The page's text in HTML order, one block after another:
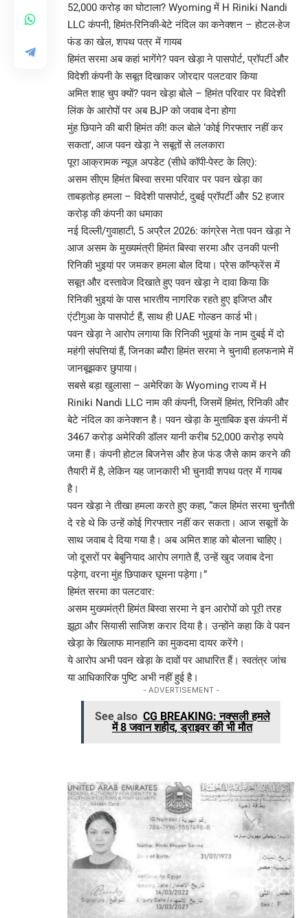
52,000 करोड़ का घोटाला? Wyoming में H Riniki Nandi
LLC कंपनी, हिमंत-रिनिकी-बेटे नंदिल का कनेक्शन – होटल-हेज
फंड का खेल, शपथ पत्र में गायब
हिमंत सरमा अब कहां भागेंगे? पवन खेड़ा ने पासपोर्ट, प्रॉपर्टी और
विदेशी कंपनी के सबूत दिखाकर जोरदार पलटवार किया
अमित शाह चुप क्यों? पवन खेड़ा बोले – हिमंत परिवार पर विदेशी
लिंक के आरोपों पर अब BJP को जवाब देना होगा
मुंह छिपाने की बारी हिमंत की! कल बोले ‘कोई गिरफ्तार नहीं कर
सकता’, आज पवन खेड़ा ने सबूतों से ललकारा
पूरा आक्रामक न्यूज़ अपडेट (सीधे कॉपी-पेस्ट के लिए):
असम सीएम हिमंत बिस्वा सरमा परिवार पर पवन खेड़ा का
ताबड़तोड़ हमला – विदेशी पासपोर्ट, दुबई प्रॉपर्टी और 52 हजार
करोड़ की कंपनी का धमाका
नई दिल्ली/गुवाहाटी, 5 अप्रैल 2026: कांग्रेस नेता पवन खेड़ा ने
आज असम के मुख्यमंत्री हिमंत बिस्वा सरमा और उनकी पत्नी
रिनिकी भुइयां पर जमकर हमला बोल दिया। प्रेस कॉन्फ्रेंस में
सबूत और दस्तावेज दिखाते हुए पवन खेड़ा ने दावा किया कि
रिनिकी भुइयां के पास भारतीय नागरिक रहते हुए इजिप्त और
एंटीगुआ के पासपोर्ट हैं, साथ ही UAE गोल्डन कार्ड भी।
पवन खेड़ा ने आरोप लगाया कि रिनिकी भुइयां के नाम दुबई में दो
महंगी संपत्तियां हैं, जिनका ब्यौरा हिमंत सरमा ने चुनावी हलफनामे में
जानबूझकर छुपाया।
सबसे बड़ा खुलासा – अमेरिका के Wyoming राज्य में H
Riniki Nandi LLC नाम की कंपनी, जिसमें हिमंत, रिनिकी और
बेटे नंदिल का कनेक्शन है। पवन खेड़ा के मुताबिक इस कंपनी में
3467 करोड़ अमेरिकी डॉलर यानी करीब 52,000 करोड़ रुपये
जमा हैं। कंपनी होटल बिजनेस और हेज फंड जैसे काम करने की
तैयारी में है, लेकिन यह जानकारी भी चुनावी शपथ पत्र में गायब
है।
पवन खेड़ा ने तीखा हमला करते हुए कहा, “कल हिमंत सरमा चुनौती
दे रहे थे कि उन्हें कोई गिरफ्तार नहीं कर सकता। आज सबूतों के
साथ जवाब दे दिया गया है। अब अमित शाह को बोलना चाहिए।
जो दूसरों पर बेबुनियाद आरोप लगाते हैं, उन्हें खुद जवाब देना
पड़ेगा, वरना मुंह छिपाकर घूमना पड़ेगा।”
हिमंत सरमा का पलटवार:
असम मुख्यमंत्री हिमंत बिस्वा सरमा ने इन आरोपों को पूरी तरह
झूठा और सियासी साजिश करार दिया है। उन्होंने कहा कि वे पवन
खेड़ा के खिलाफ मानहानि का मुकदमा दायर करेंगे।
ये आरोप अभी पवन खेड़ा के दावों पर आधारित हैं। स्वतंत्र जांच
या आधिकारिक पुष्टि अभी नहीं हुई है।
- ADVERTISEMENT -
See also CG BREAKING: नक्सली हमले
में 8 जवान शहीद, ड्राइवर की भी मौत